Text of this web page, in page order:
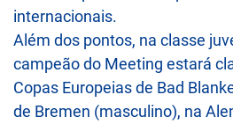
internacionais.
Além dos pontos, na classe
campeão do Meeting estará
Copas Europeias de Bad
de Bremen (masculino), na